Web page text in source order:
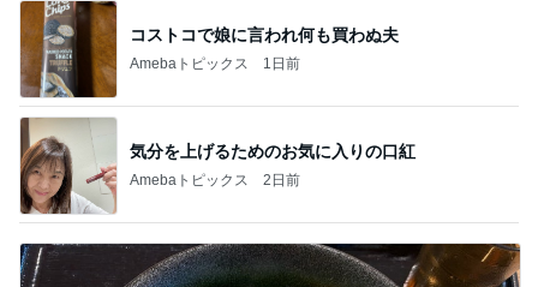
コストコで娘に言われ何も買わぬ夫
Amebaトピックス 1日前
気分を上げるためのお気に入りの口紅
Amebaトピックス 2日前